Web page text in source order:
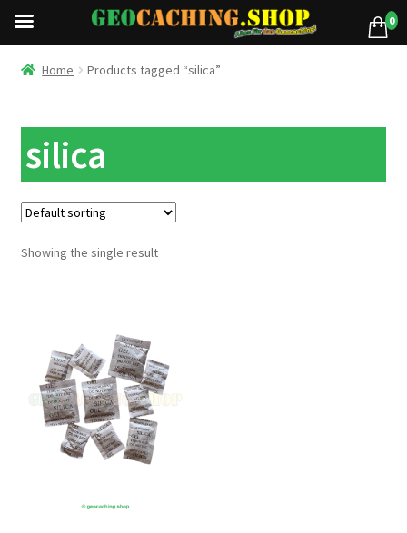
Home Products tagged “silica”
silica
Showing the single result
0